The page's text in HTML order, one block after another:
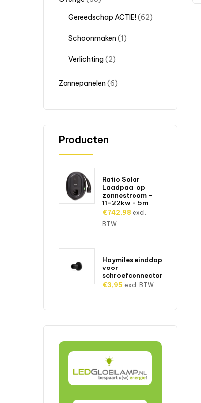
Gereedschap ACTIE! 62
Schoonmaken 1
Verlichting 2
Zonnepanelen 6
Producten
Ratio Solar
Laadpaal op
zonnestroom –
11-22kw – 5m
€742,98 excl.
BTW
Hoymiles einddop
voor
schroefconnector
€3,95 excl. BTW